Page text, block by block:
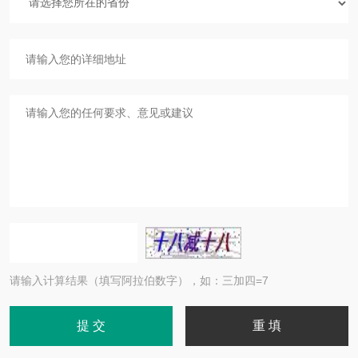
请输入计算结果（填写阿拉伯数字），如：三加四=7